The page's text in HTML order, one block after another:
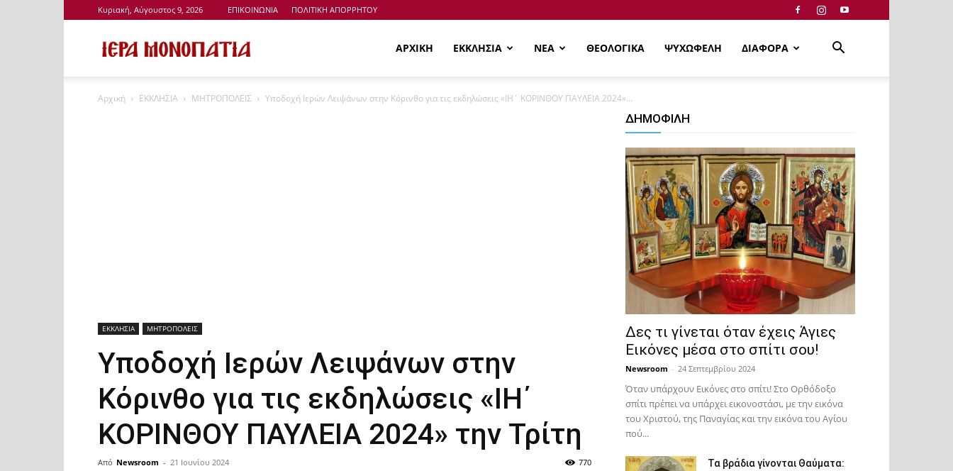
Κυριακή, Αύγουστος 9, 2026 ΕΠΙΚΟΙΝΩΝΙΑ ΠΟΛΙΤΙΚΗ ΑΠΟΡΡΗΤΟΥ
Μονοπάτια
ΑΡΧΙΚΗ ΕΚΚΛΗΣΙΑ ΝΕΑ ΘΕΟΛΟΓΙΚΑ ΨΥΧΩΦΕΛΗ ΔΙΑΦΟΡΑ
Αρχική ΕΚΚΛΗΣΙΑ ΜΗΤΡΟΠΟΛΕΙΣ Υποδοχή Ιερών Λειψάνων στην Κόρινθο για τις εκδηλώσεις «ΙΗ΄ ΚΟΡΙΝΘΟΥ ΠΑΥΛΕΙΑ 2024»...
ΕΚΚΛΗΣΙΑ ΜΗΤΡΟΠΟΛΕΙΣ
Υποδοχή Ιερών Λειψάνων στην
Κόρινθο για τις εκδηλώσεις «ΙΗ΄
ΚΟΡΙΝΘΟΥ ΠΑΥΛΕΙΑ 2024» την Τρίτη
Από Newsroom - 21 Ιουνίου 2024 770
ΔΗΜΟΦΙΛΗ
Δες τι γίνεται όταν έχεις Άγιες
Εικόνες μέσα στο σπίτι σου!
Newsroom - 24 Σεπτεμβρίου 2024
Όταν υπάρχουν Εικόνες στο σπίτι! Στο Ορθόδοξο
σπίτι πρέπει να υπάρχει εικονοστάσι, με την εικόνα
του Χριστού, της Παν­αγίας και την εικόνα του Αγίου
πού...
Τα βράδια γίνονται Θαύματα: